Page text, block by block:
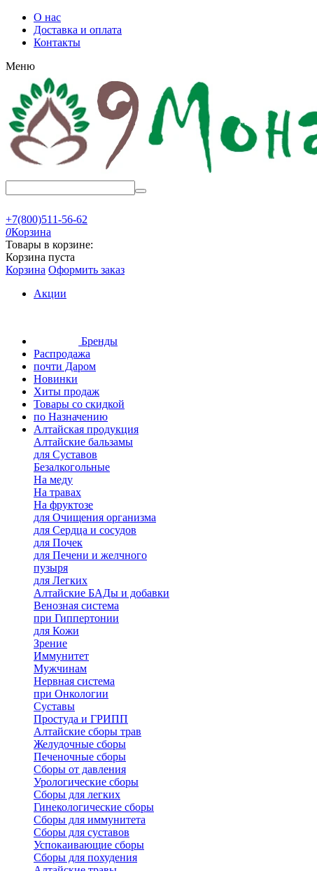
О нас
Доставка и оплата
Контакты
Меню
+7(800)511-56-62
0Корзина
Товары в корзине:
Корзина пуста
Корзина Оформить заказ
Акции
Бренды
Распродажа
почти Даром
Новинки
Хиты продаж
Товары со скидкой
по Назначению
Алтайская продукция
Алтайские бальзамы
для Суставов
Безалкогольные
На меду
На травах
На фруктозе
для Очищения организма
для Сердца и сосудов
для Почек
для Печени и желчного
пузыря
для Легких
Алтайские БАДы и добавки
Венозная система
при Гиппертонии
для Кожи
Зрение
Иммунитет
Мужчинам
Нервная система
при Онкологии
Суставы
Простуда и ГРИПП
Алтайские сборы трав
Желудочные сборы
Печеночные сборы
Сборы от давления
Урологические сборы
Сборы для легких
Гинекологические сборы
Сборы для иммунитета
Сборы для суставов
Успокаивающие сборы
Сборы для похудения